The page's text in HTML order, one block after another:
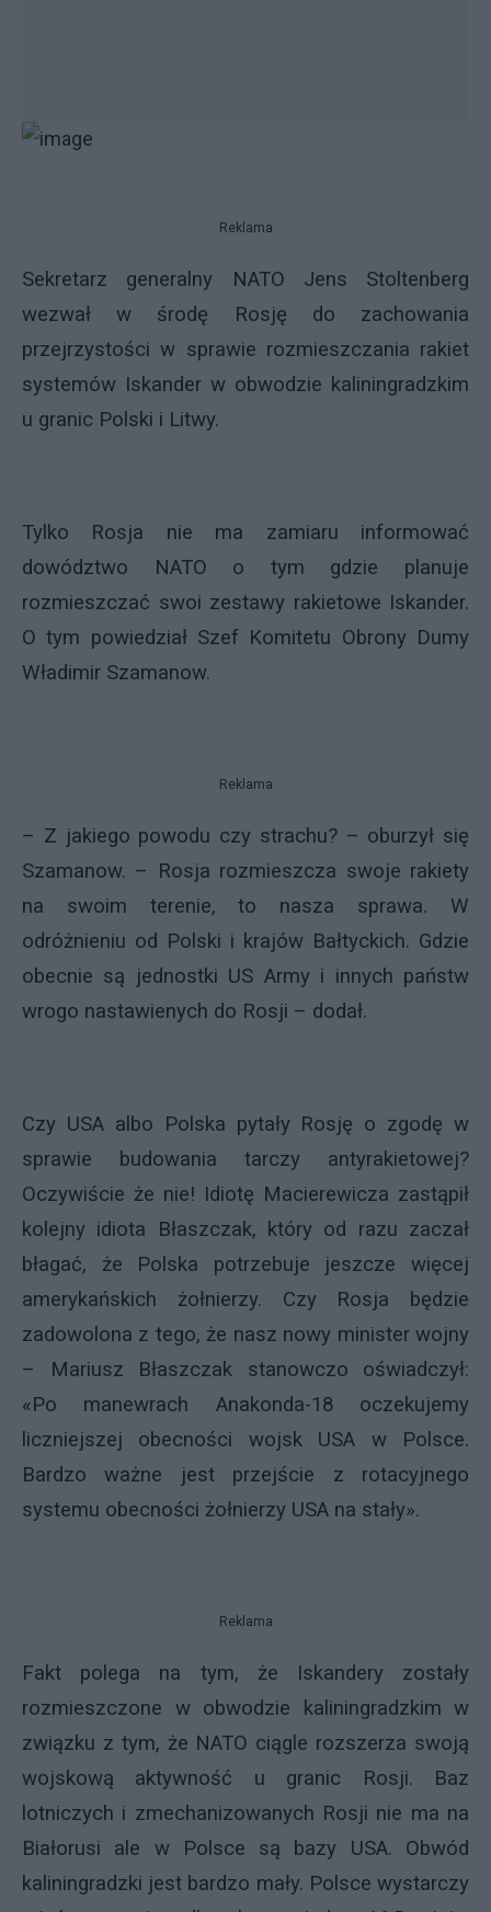
Reklama
Sekretarz generalny NATO Jens Stoltenberg
wezwał w środę Rosję do zachowania
przejrzystości w sprawie rozmieszczania rakiet
systemów Iskander w obwodzie kaliningradzkim
u granic Polski i Litwy.
Tylko Rosja nie ma zamiaru informować
dowództwo NATO o tym gdzie planuje
rozmieszczać swoi zestawy rakietowe Iskander.
O tym powiedział Szef Komitetu Obrony Dumy
Władimir Szamanow.
Reklama
– Z jakiego powodu czy strachu? – oburzył się
Szamanow. – Rosja rozmieszcza swoje rakiety
na swoim terenie, to nasza sprawa. W
odróżnieniu od Polski i krajów Bałtyckich. Gdzie
obecnie są jednostki US Army i innych państw
wrogo nastawienych do Rosji – dodał.
Czy USA albo Polska pytały Rosję o zgodę w
sprawie budowania tarczy antyrakietowej?
Oczywiście że nie! Idiotę Macierewicza zastąpił
kolejny idiota Błaszczak, który od razu zaczał
błagać, że Polska potrzebuje jeszcze więcej
amerykańskich żołnierzy. Czy Rosja będzie
zadowolona z tego, że nasz nowy minister wojny
– Mariusz Błaszczak stanowczo oświadczył:
«Po manewrach Anakonda-18oczekujemy
liczniejszej obecności wojsk USA w Polsce.
Bardzo ważne jest przejście z rotacyjnego
systemu obecności żołnierzy USA na stały».
Reklama
Fakt polega na tym, że Iskandery zostały
rozmieszczone w obwodzie kaliningradzkim w
związku z tym, że NATO ciągle rozszerza swoją
wojskową aktywność u granic Rosji. Baz
lotniczych i zmechanizowanych Rosji nie ma na
Białorusi ale w Polsce są bazy USA. Obwód
kaliningradzki jest bardzo mały. Polsce wystarczy